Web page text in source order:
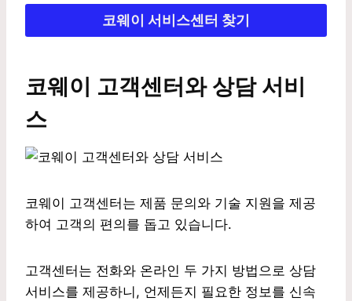
코웨이 서비스센터 찾기
코웨이 고객센터와 상담 서비
스
코웨이 고객센터는 제품 문의와 기술 지원을 제공
하여 고객의 편의를 돕고 있습니다.
고객센터는 전화와 온라인 두 가지 방법으로 상담
서비스를 제공하니, 언제든지 필요한 정보를 신속